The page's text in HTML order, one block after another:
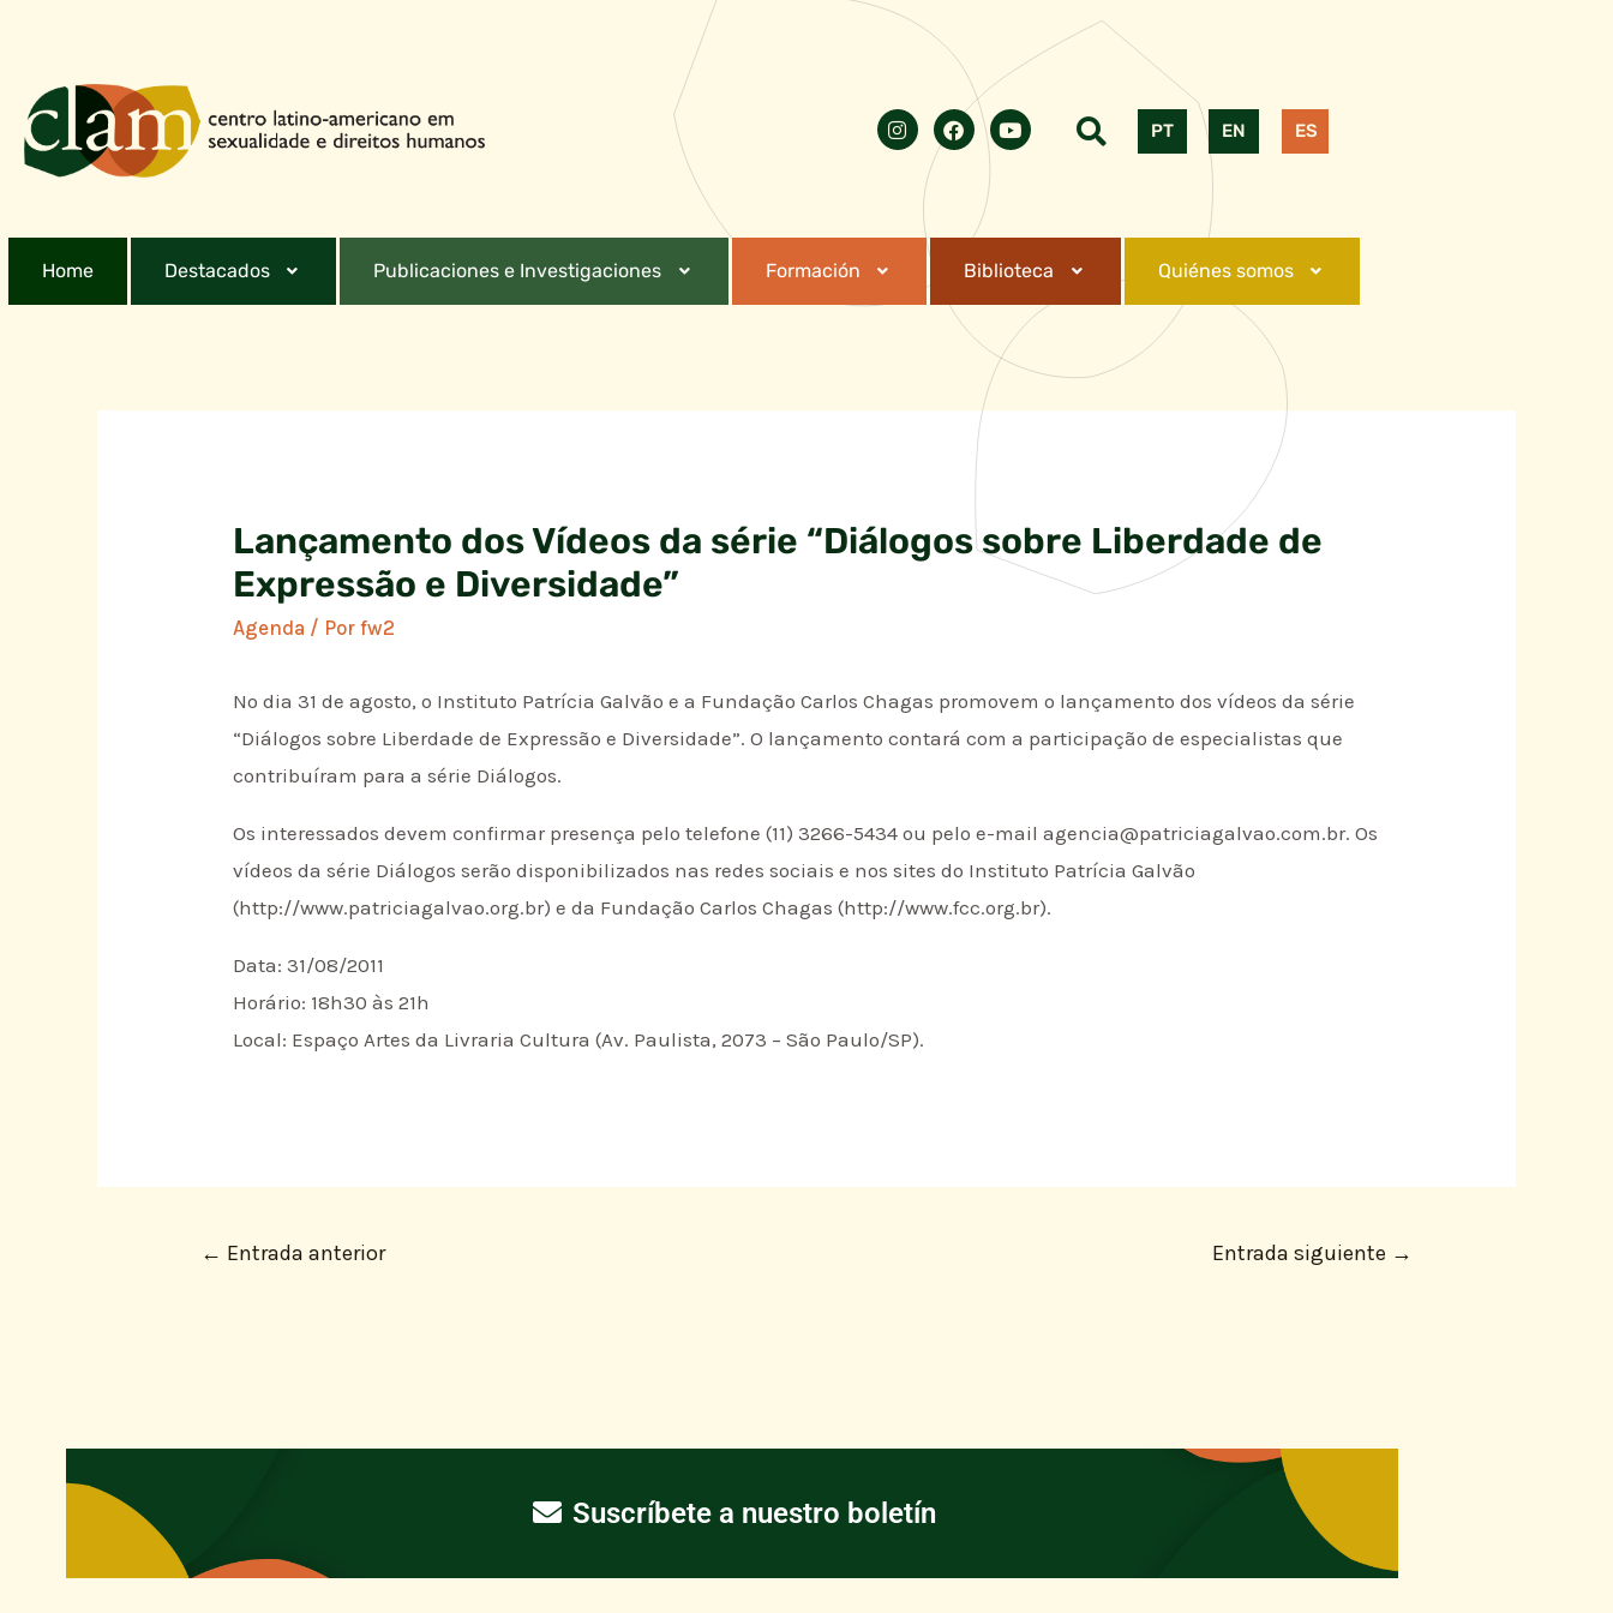
PT EN ES
Home Destacados Publicaciones e Investigaciones Formación Biblioteca Quiénes somos
Lançamento dos Vídeos da série “Diálogos sobre Liberdade de
Expressão e Diversidade”
Agenda / Porfw2
No dia 31 de agosto, o Instituto Patrícia Galvão e a Fundação Carlos Chagas promovem o lançamento dos vídeos da série
“Diálogos sobre Liberdade de Expressão e Diversidade”. O lançamento contará com a participação de especialistas que
contribuíram para a série Diálogos.
Os interessados devem confirmar presença pelo telefone (11) 3266-5434 ou pelo e-mail agencia@patriciagalvao.com.br. Os
vídeos da série Diálogos serão disponibilizados nas redes sociais e nos sites do Instituto Patrícia Galvão
(http://www.patriciagalvao.org.br) e da Fundação Carlos Chagas (http://www.fcc.org.br).
Data: 31/08/2011
Horário: 18h30 às 21h
Local: Espaço Artes da Livraria Cultura (Av. Paulista, 2073 – São Paulo/SP).
← Entrada anterior Entrada siguiente →
Suscríbete a nuestro boletín